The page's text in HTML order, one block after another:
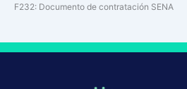
F232: Documento de contratación SENA